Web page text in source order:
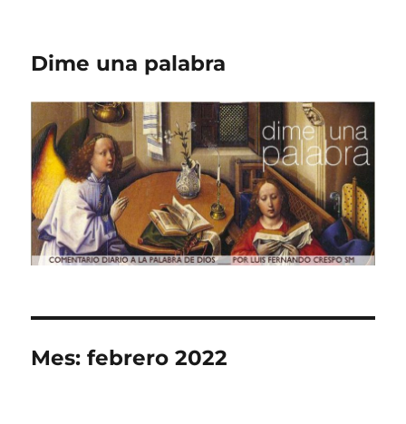
Dime una palabra
Mes:febrero 2022